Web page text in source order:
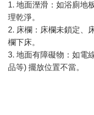
1. 地面溼滑：如浴廁地
理乾淨。
2. 床欄：床欄未鎖定、
欄下床。
3. 地面有障礙物：如電
品等) 擺放位置不當。